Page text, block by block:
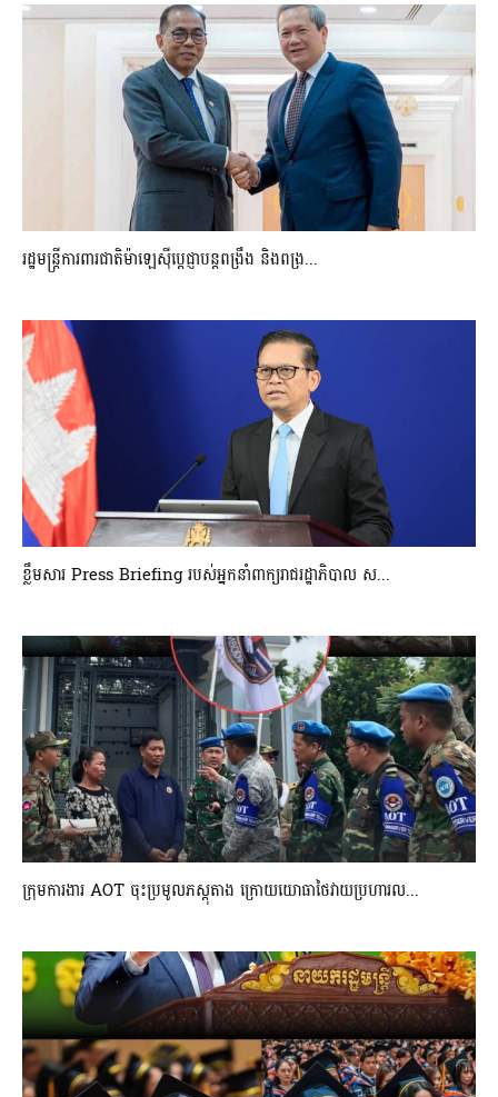
រដ្ឋមន្ត្រីការពារជាតិម៉ាឡេស៊ីប្ដេជ្ញាបន្តពង្រឹង និងពង្រ...
ខ្លឹមសារ Press Briefing របស់អ្នកនាំពាក្យរាជរដ្ឋាភិបាល ស...
ក្រុមការងារ AOT ចុះប្រមូលភស្តុតាង ក្រោយយោធាថៃវាយប្រហារល...